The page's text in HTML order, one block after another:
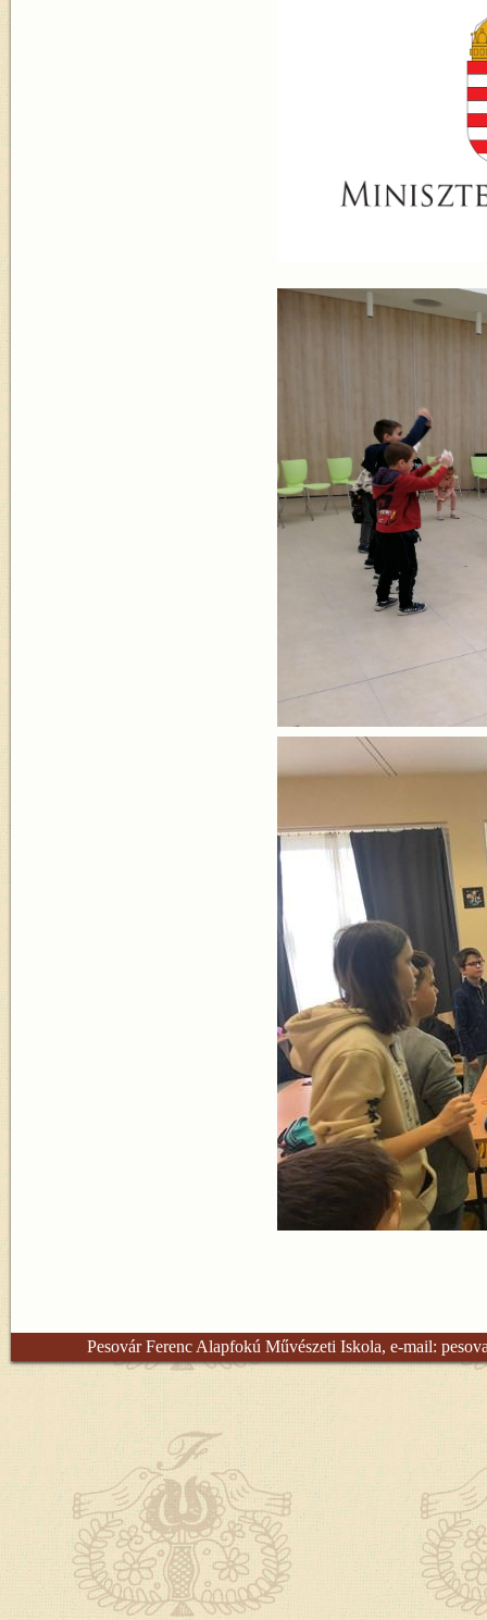
Pesovár Ferenc Alapfokú Művészeti Iskola, e-mail: